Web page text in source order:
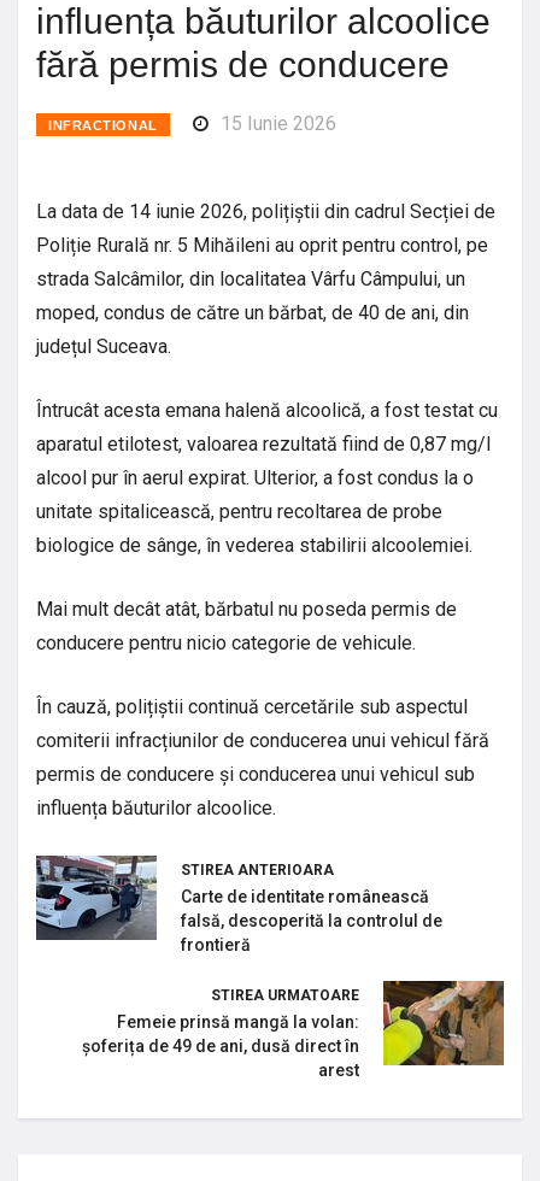
influența băuturilor alcoolice
fără permis de conducere
INFRACTIONAL 15 Iunie 2026
La data de 14 iunie 2026, polițiștii din cadrul Secției de
Poliție Rurală nr. 5 Mihăileni au oprit pentru control, pe
strada Salcâmilor, din localitatea Vârfu Câmpului, un
moped, condus de către un bărbat, de 40 de ani, din
județul Suceava.
Întrucât acesta emana halenă alcoolică, a fost testat cu
aparatul etilotest, valoarea rezultată fiind de 0,87 mg/l
alcool pur în aerul expirat. Ulterior, a fost condus la o
unitate spitalicească, pentru recoltarea de probe
biologice de sânge, în vederea stabilirii alcoolemiei.
Mai mult decât atât, bărbatul nu poseda permis de
conducere pentru nicio categorie de vehicule.
În cauză, polițiștii continuă cercetările sub aspectul
comiterii infracțiunilor de conducerea unui vehicul fără
permis de conducere și conducerea unui vehicul sub
influența băuturilor alcoolice.
STIREA ANTERIOARA
Carte de identitate românească
falsă, descoperită la controlul de
frontieră
STIREA URMATOARE
Femeie prinsă mangă la volan:
șoferița de 49 de ani, dusă direct în
arest